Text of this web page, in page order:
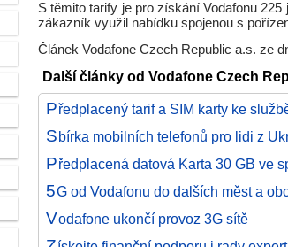
S těmito tarify je pro získání Vodafonu
zákazník využil nabídku spojenou s
Článek Vodafone Czech Republic a.s. ze
Další články od Vodafone Czech
Předplacený tarif a SIM karty ke
Sbírka mobilních telefonů pro lidi z
Předplacená datová Karta 30 GB ve
5G od Vodafonu do dalších měst a
Vodafone ukončí provoz 3G sítě